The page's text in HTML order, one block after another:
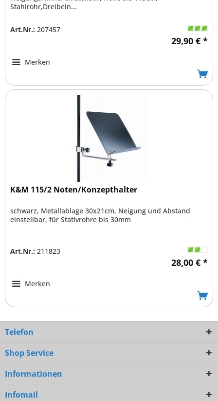
Stahlrohr,Dreibein...
Art.Nr.: 207457
29,90 € *
Merken
K&M 115/2 Noten/Konzepthalter
schwarz, Metallablage 30x21cm, Neigung und Abstand
einstellbar, für Stativrohre bis 30mm
Art.Nr.: 211823
28,00 € *
Merken
Telefon
Shop Service
Informationen
Infomail